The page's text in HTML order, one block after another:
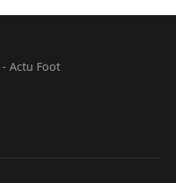
Actu Foot